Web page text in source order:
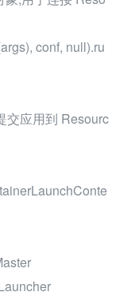
conf, null).ru
交应用到 Resourc